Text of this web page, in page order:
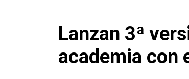
Lanzan 3ª
academia con